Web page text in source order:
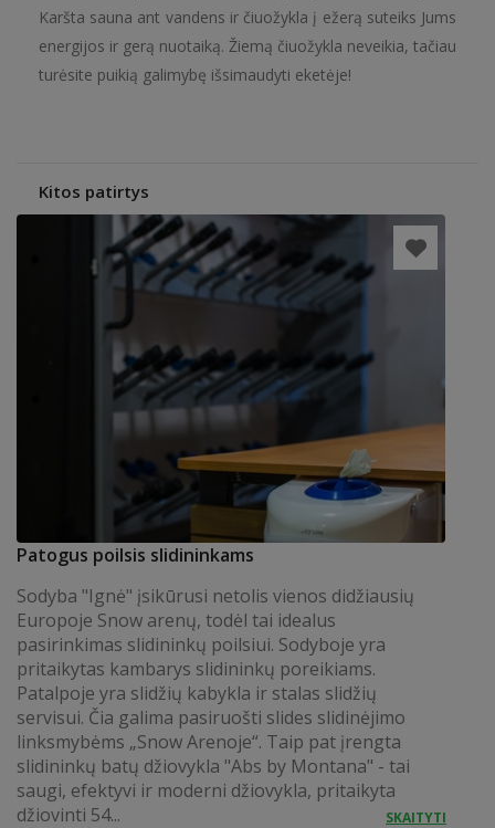
Karšta sauna ant vandens ir čiuožykla į ežerą suteiks Jums
energijos ir gerą nuotaiką. Žiemą čiuožykla neveikia, tačiau
turėsite puikią galimybę išsimaudyti eketėje!
Kitos patirtys
Patogus poilsis slidininkams
Sodyba "Ignė" įsikūrusi netolis vienos didžiausių
Europoje Snow arenų, todėl tai idealus
pasirinkimas slidininkų poilsiui. Sodyboje yra
pritaikytas kambarys slidininkų poreikiams.
Patalpoje yra slidžių kabykla ir stalas slidžių
servisui. Čia galima pasiruošti slides slidinėjimo
linksmybėms „Snow Arenoje“. Taip pat įrengta
slidininkų batų džiovykla "Abs by Montana" - tai
saugi, efektyvi ir moderni džiovykla, pritaikyta
džiovinti 54...
SKAITYTI